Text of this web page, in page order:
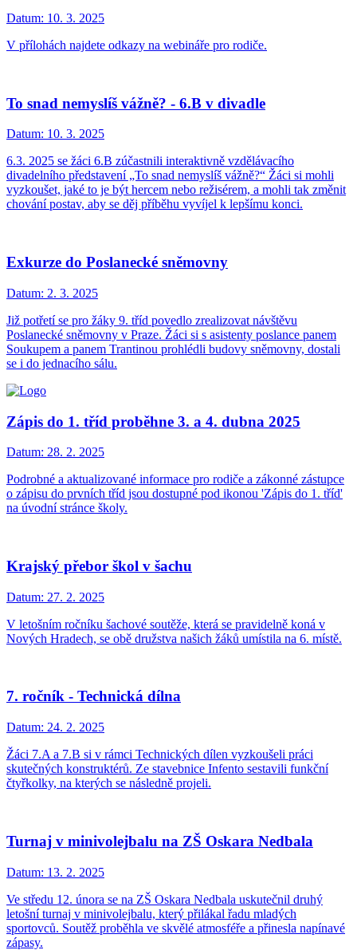
Datum: 10. 3. 2025
V přílohách najdete odkazy na webináře pro rodiče.
To snad nemyslíš vážně? - 6.B v divadle
Datum: 10. 3. 2025
6.3. 2025 se žáci 6.B zúčastnili interaktivně vzdělávacího
divadelního představení „To snad nemyslíš vážně?“ Žáci si mohli
vyzkoušet, jaké to je být hercem nebo režisérem, a mohli tak změnit
chování postav, aby se děj příběhu vyvíjel k lepšímu konci.
Exkurze do Poslanecké sněmovny
Datum: 2. 3. 2025
Již potřetí se pro žáky 9. tříd povedlo zrealizovat návštěvu
Poslanecké sněmovny v Praze. Žáci si s asistenty poslance panem
Soukupem a panem Trantinou prohlédli budovy sněmovny, dostali
se i do jednacího sálu.
Zápis do 1. tříd proběhne 3. a 4. dubna 2025
Datum: 28. 2. 2025
Podrobné a aktualizované informace pro rodiče a zákonné zástupce
o zápisu do prvních tříd jsou dostupné pod ikonou 'Zápis do 1. tříd'
na úvodní stránce školy.
Krajský přebor škol v šachu
Datum: 27. 2. 2025
V letošním ročníku šachové soutěže, která se pravidelně koná v
Nových Hradech, se obě družstva našich žáků umístila na 6. místě.
7. ročník - Technická dílna
Datum: 24. 2. 2025
Žáci 7.A a 7.B si v rámci Technických dílen vyzkoušeli práci
skutečných konstruktérů. Ze stavebnice Infento sestavili funkční
čtyřkolky, na kterých se následně projeli.
Turnaj v minivolejbalu na ZŠ Oskara Nedbala
Datum: 13. 2. 2025
Ve středu 12. února se na ZŠ Oskara Nedbala uskutečnil druhý
letošní turnaj v minivolejbalu, který přilákal řadu mladých
sportovců. Soutěž proběhla ve skvělé atmosféře a přinesla napínavé
zápasy.